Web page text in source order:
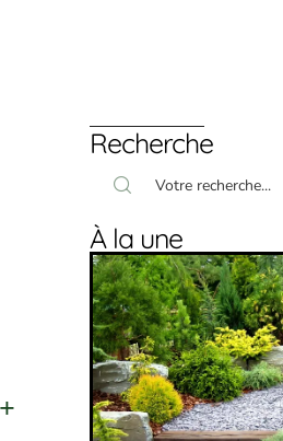
Recherche
À la une